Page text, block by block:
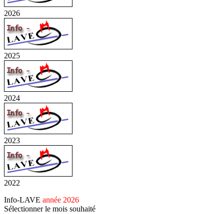
2026
2025
2024
2023
2022
Info-LAVE année 2026
Sélectionner le mois souhaité